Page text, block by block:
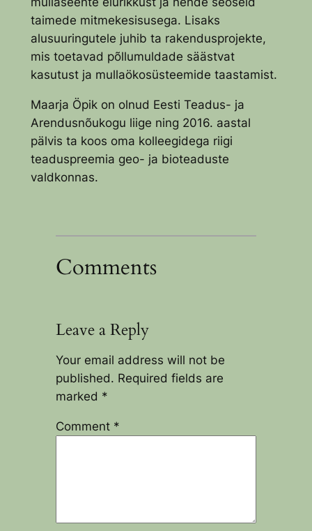
taimede mitmekesisusega. Lisaks
alusuuringutele juhib ta rakendusprojekte,
mis toetavad põllumuldade säästvat
kasutust ja mullaökosüsteemide taastamist.
Maarja Öpik on olnud Eesti Teadus- ja
Arendusnõukogu liige ning 2016. aastal
pälvis ta koos oma kolleegidega riigi
teaduspreemia geo- ja bioteaduste
valdkonnas.
Comments
Leave a Reply
Your email address will not be
published. Required fields are
marked *
Comment *